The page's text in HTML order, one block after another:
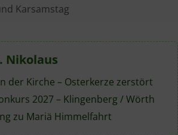
Karsamstag
Nikolaus
der Kirche – Osterkerze zerstört
2027 – Klingenberg / Wörth
zu Mariä Himmelfahrt